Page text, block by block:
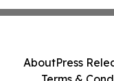
AboutPress